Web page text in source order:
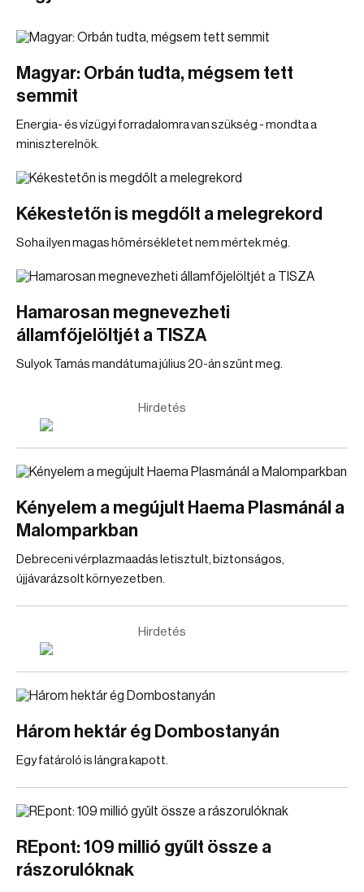
Magyar: Orbán tudta, mégsem tett
semmit
Energia- és vízügyi forradalomra van szükség - mondta a
miniszterelnök.
Kékestetőn is megdőlt a melegrekord
Soha ilyen magas hőmérsékletet nem mértek még.
Hamarosan megnevezheti
államfőjelöltjét a TISZA
Sulyok Tamás mandátuma július 20-án szűnt meg.
Hirdetés
Kényelem a megújult Haema Plasmánál a
Malomparkban
Debreceni vérplazmaadás letisztult, biztonságos,
újjávarázsolt környezetben.
Hirdetés
Három hektár ég Dombostanyán
Egy fatároló is lángra kapott.
REpont: 109 millió gyűlt össze a
rászorulóknak